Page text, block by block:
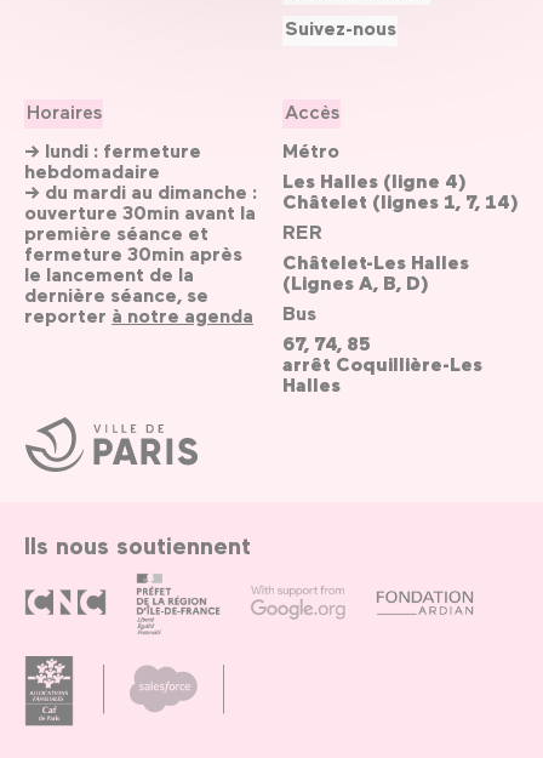
Ville
de
Paris
Horaires
→ lundi : fermeture
hebdomadaire
→ du mardi au dimanche :
ouverture 30min avant la
première séance et
fermeture 30min après
le lancement de la
dernière séance, se
reporter à notre agenda
Accès
Métro
Les Halles (ligne 4)
Châtelet (lignes 1, 7, 14)
RER
Châtelet-Les Halles
(Lignes A, B, D)
Bus
67, 74, 85
arrêt Coquillière-Les
Halles
Suivez-nous
Ils nous soutiennent